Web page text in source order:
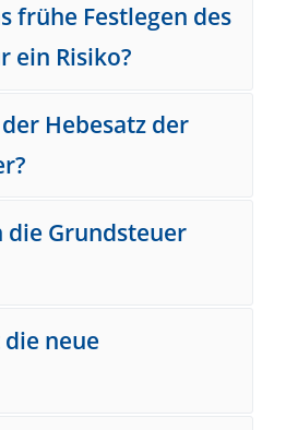
frühe Festlegen des
ein Risiko?
Hebesatz der
die Grundsteuer
neue